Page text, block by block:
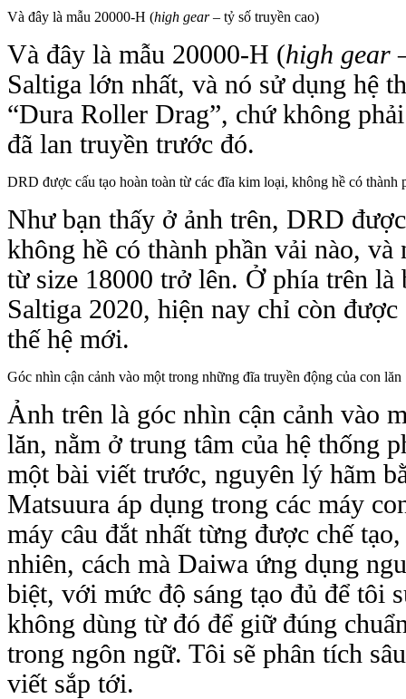
Và đây là mẫu 20000‑H (high gear– tỷ số truyền cao)
Và đây là mẫu 20000‑H (high gear
Saltiga lớn nhất, và nó sử dụng hệ
“Dura Roller Drag”, chứ không
đã lan truyền trước đó.
DRD được cấu tạo hoàn toàn từ các đĩa kim loại, không hề có thành
Như bạn thấy ở ảnh trên, DRD
không hề có thành phần vải nào,
từ size 18000 trở lên. Ở phía trên là
Saltiga 2020, hiện nay chỉ còn
thế hệ mới.
Góc nhìn cận cảnh vào một trong những đĩa truyền động của con lăn
Ảnh trên là góc nhìn cận cảnh vào
lăn, nằm ở trung tâm của hệ thống
một bài viết trước, nguyên lý hãm
Matsuura áp dụng trong các máy
máy câu đắt nhất từng được chế
nhiên, cách mà Daiwa ứng dụng
biệt, với mức độ sáng tạo đủ để tôi
không dùng từ đó để giữ đúng
trong ngôn ngữ. Tôi sẽ phân tích
viết sắp tới.